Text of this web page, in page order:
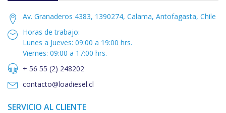
Av. Granaderos 4383, 1390274, Calama, Antofagasta, Chile
Horas de trabajo:
Lunes a Jueves: 09:00 a 19:00 hrs.
Viernes: 09:00 a 17:00 hrs.
+ 56 55 (2) 248202
contacto@loadiesel.cl
SERVICIO AL CLIENTE